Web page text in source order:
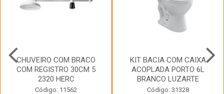
CHUVEIRO COM BRACO
COM REGISTRO 30CM 5
2320 HERC
Código: 11562
KIT BACIA COM CAIXA
ACOPLADA PORTO 6L
BRANCO LUZARTE
Código: 31328